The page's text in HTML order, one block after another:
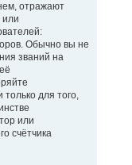
отражают
или
Обычно вы не
званий на
для того,
или
счётчика